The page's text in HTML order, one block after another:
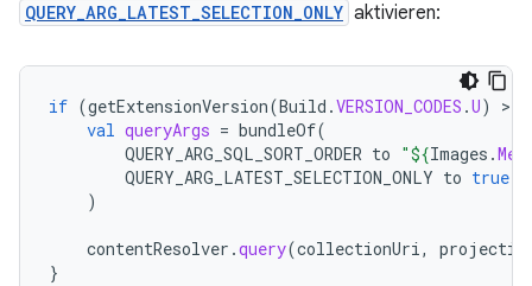
QUERY_ARG_LATEST_SELECTION_ONLY aktivieren:
if (getExtensionVersion(Build .VERSION_CODES .U) >
val queryArgs = bundleOf(
QUERY_ARG_SQL_SORT_ORDER to "${Images .
QUERY_ARG_LATEST_SELECTION_ONLY to true
)
contentResolver .query(collectionUri,
}